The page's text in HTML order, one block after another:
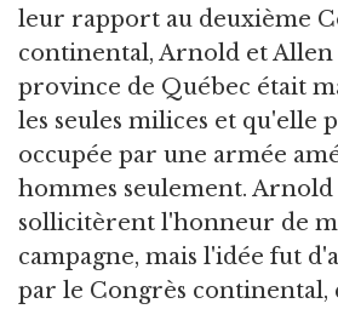
leur rapport au deuxième
continental, Arnold et
province de Québec était
les seules milices et qu'elle
occupée par une armée
hommes seulement.
sollicitèrent l'honneur de
campagne, mais l'idée fut
par le Congrès continental,